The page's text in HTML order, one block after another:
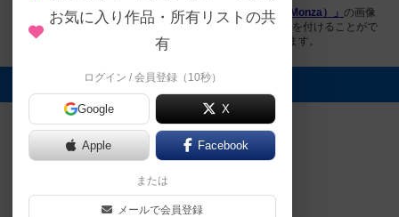
ボドゲーマにログインすると、 「モンツァ / カーレース（Monza）」 の画像
をアップロード出来たり、他のユーザーの投稿画像に評価を付けることがで
きます。また、トップ6の画像は様々なページで表示されます。
トップに表示される画像
猫駒あきら
お気に入り作品・所有リストの共
有
ログイン / 会員登録（10秒）
Google X
Apple Facebook
または
メールで会員登録